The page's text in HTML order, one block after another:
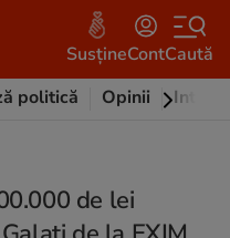
SusțineContCaută
politică Opinii
de lei